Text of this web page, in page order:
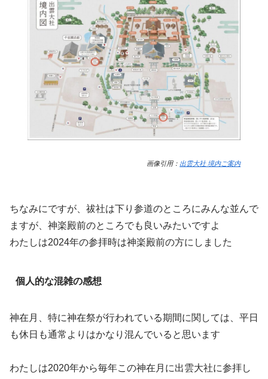
画像引用： 出雲大社 境内ご案内
ちなみにですが、祓社は下り参道のところにみんな並んで
ますが、神楽殿前のところでも良いみたいですよ
わたしは2024年の参拝時は神楽殿前の方にしました
個人的な混雑の感想
神在月、特に神在祭が行われている期間に関しては、平日
も休日も通常よりはかなり混んでいると思います
わたしは2020年から毎年この神在月に出雲大社に参拝し